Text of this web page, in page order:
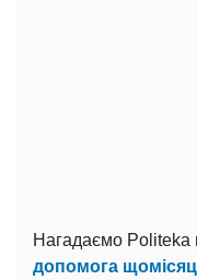
Нагадаємо Politeka
допомога